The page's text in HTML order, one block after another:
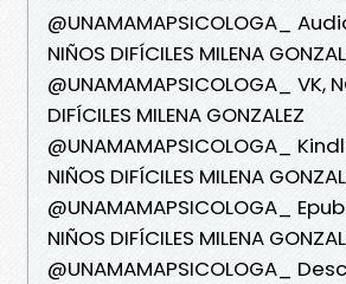
@UNAMAMAPSICOLOGA_
NIÑOS DIFÍCILES MILENA
@UNAMAMAPSICOLOGA_ VK,
DIFÍCILES MILENA GONZALEZ
@UNAMAMAPSICOLOGA_
NIÑOS DIFÍCILES MILENA
@UNAMAMAPSICOLOGA_
NIÑOS DIFÍCILES MILENA
@UNAMAMAPSICOLOGA_